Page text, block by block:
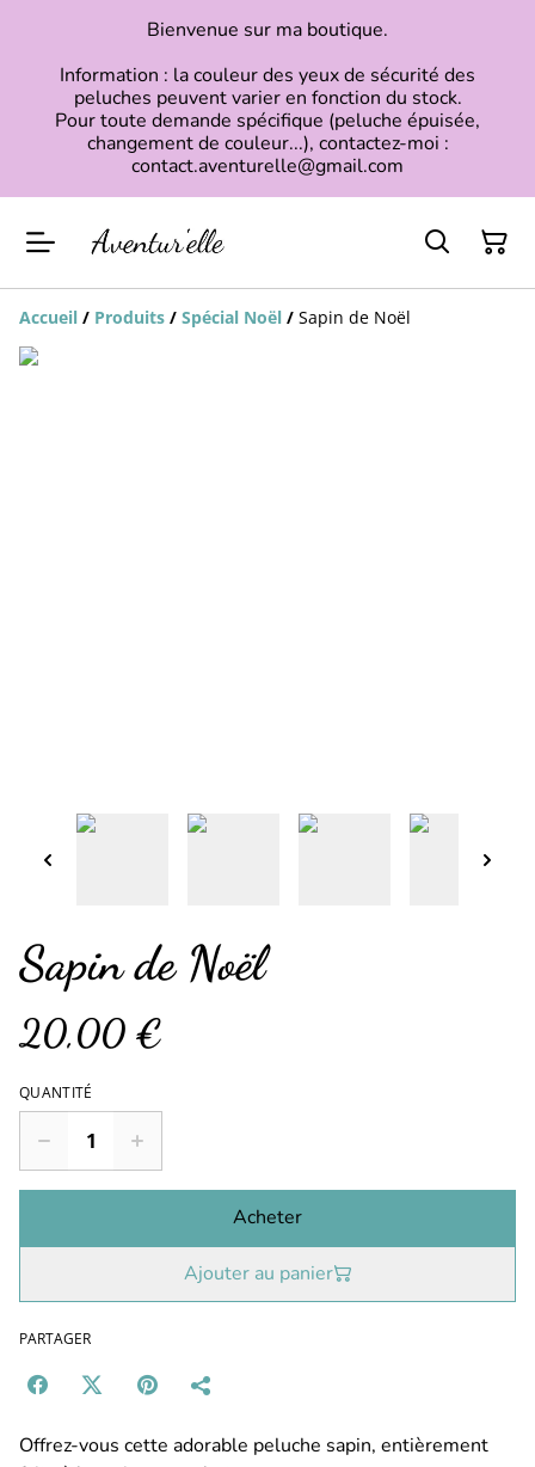
Bienvenue sur ma boutique.
Information : la couleur des yeux de sécurité des
peluches peuvent varier en fonction du stock.
Pour toute demande spécifique (peluche épuisée,
changement de couleur...), contactez-moi :
contact.aventurelle@gmail.com
Accueil / Produits / Spécial Noël / Sapin de Noël
Sapin de Noël
20,00 €
QUANTITÉ
Acheter
Ajouter au panier
PARTAGER
Offrez-vous cette adorable peluche sapin, entièrement